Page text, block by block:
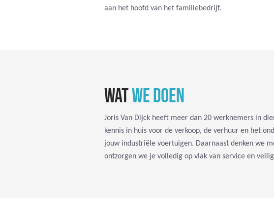
aan het hoofd van het familiebedrijf.
WATWE DOEN
Joris Van Dijck heeft meer dan 20 werknemers in
kennis in huis voor de verkoop, de verhuur en het
jouw industriële voertuigen. Daarnaast denken we
ontzorgen we je volledig op vlak van service en